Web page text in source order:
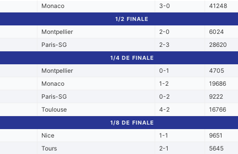
Monaco 3-0 41248
1/2 FINALE
Montpellier 2-0
6024
Paris-SG 2-3 28620
1/4 DE FINALE
Montpellier 0-1
4705
Monaco 1-2
19686
Paris-SG 0-2
9222
Toulouse 4-2 16766
1/8 DE FINALE
Nice 1-1 9651
Tours 2-1
5645